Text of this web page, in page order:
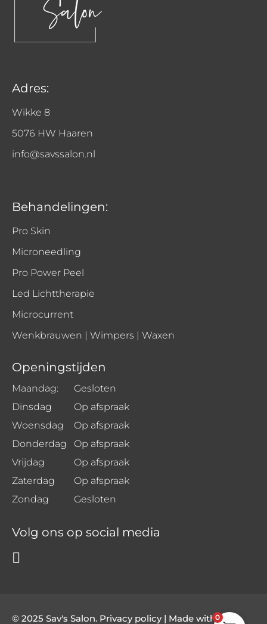
0
Adres:
Wikke 8
5076 HW Haaren
info@savssalon.nl
Behandelingen:
Pro Skin
Microneedling
Pro Power Peel
Led Lichttherapie
Microcurrent
Wenkbrauwen | Wimpers | Waxen
Openingstijden
Maandag:
Gesloten
Dinsdag
Op afspraak
Woensdag
Op afspraak
Donderdag
Op afspraak
Vrijdag
Op afspraak
Zaterdag
Op afspraak
Zondag
Gesloten
Volg ons op social media
© 2025 Sav's Salon. Privacy policy | Made with by